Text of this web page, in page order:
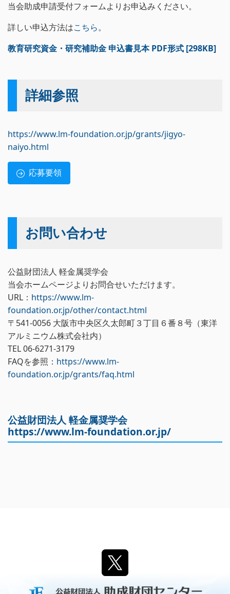
当会助成申請受付フォームよりお申込みください。
詳しい申込方法はこちら。
教育研究資金・研究補助金 申込書見本 PDF形式 [298KB]
詳細参照
https://www.lm-foundation.or.jp/grants/jigyo-
naiyo.html
応募要領
お問い合わせ
公益財団法人 軽金属奨学会
当会ホームページよりお問合せいただけます。
URL： https://www.lm-
foundation.or.jp/other/contact.html
〒541-0056 大阪市中央区久太郎町３丁目６番８号（東洋
アルミニウム株式会社内）
TEL 06-6271-3179
FAQを参照： https://www.lm-
foundation.or.jp/grants/faq.html
公益財団法人 軽金属奨学会
https://www.lm-foundation.or.jp/